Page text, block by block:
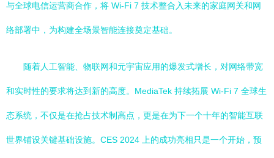
与全球电信运营商合作，将 Wi-Fi 7 技术整合入未来的家庭网关和网
络部署中，为构建全场景智能连接奠定基础。
随着人工智能、物联网和元宇宙应用的爆发式增长，对网络带宽
和实时性的要求将达到新的高度。MediaTek 持续拓展 Wi-Fi 7 全球生
态系统，不仅是在抢占技术制高点，更是在为下一个十年的智能互联
世界铺设关键基础设施。CES 2024 上的成功亮相只是一个开始，预